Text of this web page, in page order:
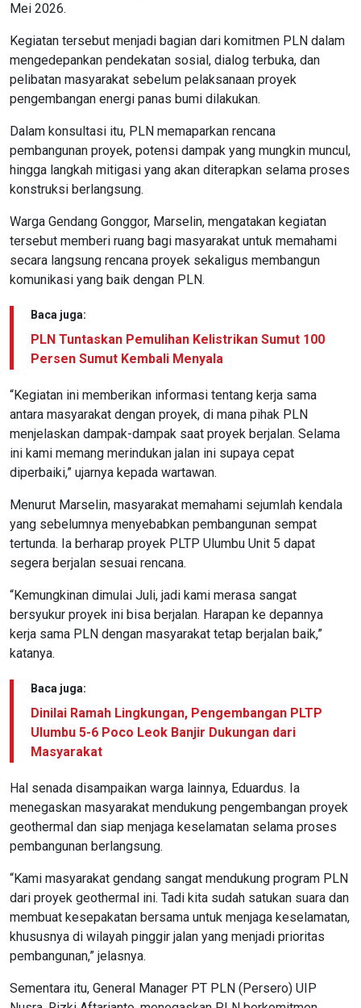
Mei 2026.
Kegiatan tersebut menjadi bagian dari komitmen PLN dalam
mengedepankan pendekatan sosial, dialog terbuka, dan
pelibatan masyarakat sebelum pelaksanaan proyek
pengembangan energi panas bumi dilakukan.
Dalam konsultasi itu, PLN memaparkan rencana
pembangunan proyek, potensi dampak yang mungkin muncul,
hingga langkah mitigasi yang akan diterapkan selama proses
konstruksi berlangsung.
Warga Gendang Gonggor, Marselin, mengatakan kegiatan
tersebut memberi ruang bagi masyarakat untuk memahami
secara langsung rencana proyek sekaligus membangun
komunikasi yang baik dengan PLN.
Baca juga:
PLN Tuntaskan Pemulihan Kelistrikan Sumut 100
Persen Sumut Kembali Menyala
“Kegiatan ini memberikan informasi tentang kerja sama
antara masyarakat dengan proyek, di mana pihak PLN
menjelaskan dampak-dampak saat proyek berjalan. Selama
ini kami memang merindukan jalan ini supaya cepat
diperbaiki,” ujarnya kepada wartawan.
Menurut Marselin, masyarakat memahami sejumlah kendala
yang sebelumnya menyebabkan pembangunan sempat
tertunda. Ia berharap proyek PLTP Ulumbu Unit 5 dapat
segera berjalan sesuai rencana.
“Kemungkinan dimulai Juli, jadi kami merasa sangat
bersyukur proyek ini bisa berjalan. Harapan ke depannya
kerja sama PLN dengan masyarakat tetap berjalan baik,”
katanya.
Baca juga:
Dinilai Ramah Lingkungan, Pengembangan PLTP
Ulumbu 5-6 Poco Leok Banjir Dukungan dari
Masyarakat
Hal senada disampaikan warga lainnya, Eduardus. Ia
menegaskan masyarakat mendukung pengembangan proyek
geothermal dan siap menjaga keselamatan selama proses
pembangunan berlangsung.
“Kami masyarakat gendang sangat mendukung program PLN
dari proyek geothermal ini. Tadi kita sudah satukan suara dan
membuat kesepakatan bersama untuk menjaga keselamatan,
khususnya di wilayah pinggir jalan yang menjadi prioritas
pembangunan,” jelasnya.
Sementara itu, General Manager PT PLN (Persero) UIP